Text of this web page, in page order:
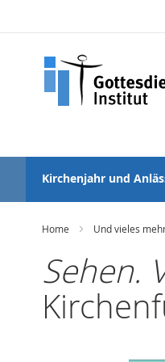
Kirchenjahr und
Home Und vieles
Sehen.